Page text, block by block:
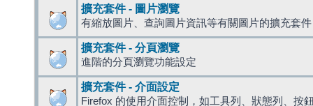
擴充套件 - 圖片瀏覽
有縮放圖片、查詢圖片資訊等有關圖片的擴充套件
擴充套件 - 分頁瀏覽
進階的分頁瀏覽功能設定
擴充套件 - 介面設定
Firefox 的使用介面控制，如工具列、狀態列、按